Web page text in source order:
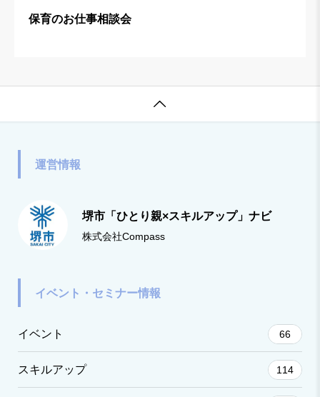
保育のお仕事相談会

運営情報
堺市「ひとり親×スキルアップ」ナビ
株式会社Compass
イベント・セミナー情報
イベント 66
スキルアップ 114